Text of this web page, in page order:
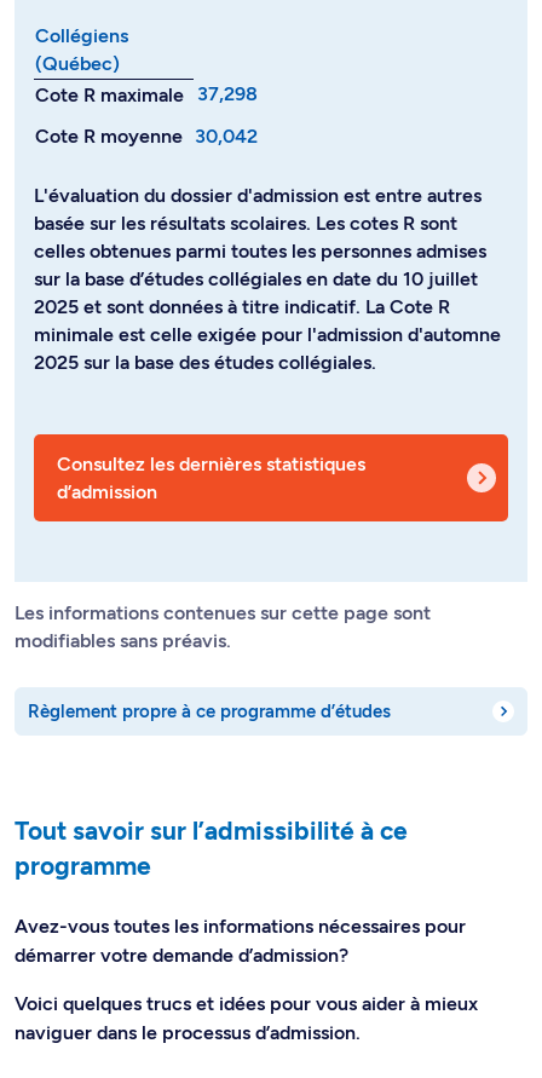
Collégiens
(Québec)
Cote R maximale
37,298
Cote R moyenne 30,042
L'évaluation du dossier d'admission est entre autres
basée sur les résultats scolaires. Les cotes R sont
celles obtenues parmi toutes les personnes admises
sur la base d’études collégiales en date du 10 juillet
2025 et sont données à titre indicatif. La Cote R
minimale est celle exigée pour l'admission d'automne
2025 sur la base des études collégiales.
Consultez les dernières statistiques
d’admission
Les informations contenues sur cette page sont
modifiables sans préavis.
Règlement propre à ce programme d’études
Tout savoir sur l’admissibilité à ce
programme
Avez-vous toutes les informations nécessaires pour
démarrer votre demande d’admission?
Voici quelques trucs et idées pour vous aider à mieux
naviguer dans le processus d’admission.